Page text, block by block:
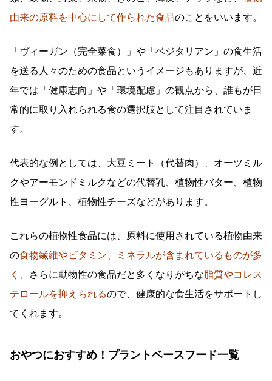
由来の原料を中心にして作られた食品のことをいいます。
「ヴィーガン（完全菜食）」や「ベジタリアン」の食生活
を送る人々のための食品というイメージもありますが、近
年では「健康志向」や「環境配慮」の観点から、誰もが日
常的に取り入れられる食の選択肢として注目されていま
す。
代表的な例としては、大豆ミート（代替肉）、オーツミル
クやアーモンドミルクなどの代替乳、植物性バター、植物
性ヨーグルト、植物性チーズなどがあります。
これらの植物性食品には、原料に使用されている植物由来
の食物繊維やビタミン、ミネラルが含まれているものが多
く
、さらに動物性の食品だと多くなりがちな 脂質やコレス
テロールを抑えられるので、健康的な食生活をサポートし
てくれます。
おやつにおすすめ！プラントベースフード一覧